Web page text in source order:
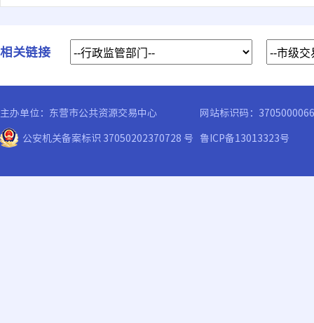
相关链接
主办单位：东营市公共资源交易中心
网站标识码：3705000066
公安机关备案标识 37050202370728 号 鲁ICP备13013323号